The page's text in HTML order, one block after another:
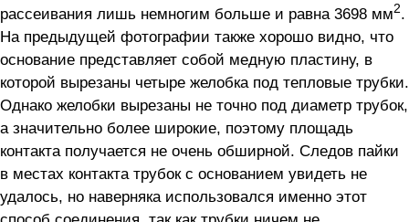
рассеивания лишь немногим больше и равна 3698 мм2.
На предыдущей фотографии также хорошо видно, что
основание представляет собой медную пластину, в
которой вырезаны четыре желобка под тепловые трубки.
Однако желобки вырезаны не точно под диаметр трубок,
а значительно более широкие, поэтому площадь
контакта получается не очень обширной. Следов пайки
в местах контакта трубок с основанием увидеть не
удалось, но наверняка использовался именно этот